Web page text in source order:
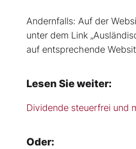
Andernfalls: Auf der
unter dem Link
auf entsprechende
Lesen Sie weiter:
Dividende steuerfrei und
Oder: